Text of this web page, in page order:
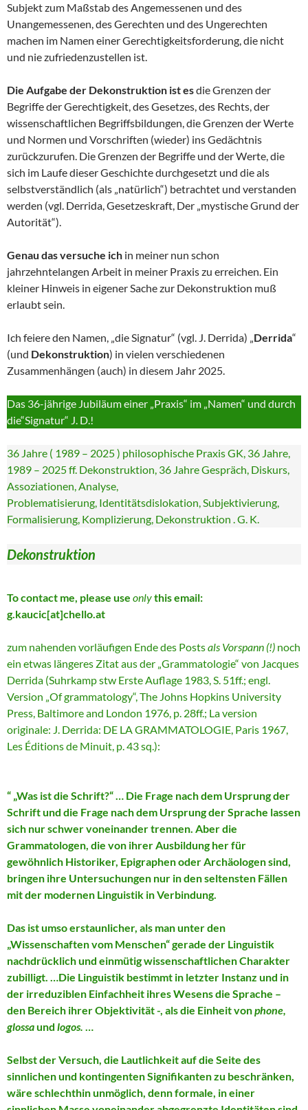
Subjekt zum Maßstab des Angemessenen und des
Unangemessenen, des Gerechten und des Ungerechten
machen im Namen einer Gerechtigkeitsforderung, die nicht
und nie zufriedenzustellen ist.
Die Aufgabe der Dekonstruktion ist esdie Grenzen der
Begriffe der Gerechtigkeit, des Gesetzes, des Rechts, der
wissenschaftlichen Begriffsbildungen, die Grenzen der Werte
und Normen und Vorschriften (wieder) ins Gedächtnis
zurückzurufen. Die Grenzen der Begriffe und der Werte, die
sich im Laufe dieser Geschichte durchgesetzt und die als
selbstverständlich (als „natürlich“) betrachtet und verstanden
werden (vgl. Derrida, Gesetzeskraft, Der „mystische Grund der
Autorität“).
Genau das versuche ich in meiner nun schon
jahrzehntelangen Arbeit in meiner Praxis zu erreichen. Ein
kleiner Hinweis in eigener Sache zur Dekonstruktion muß
erlaubt sein.
Ich feiere den Namen, „die Signatur“ (vgl. J. Derrida) „Derrida“
(und Dekonstruktion) in vielen verschiedenen
Zusammenhängen (auch) in diesem Jahr 2025.
Das 36-jährige Jubiläum einer „Praxis“ im „Namen“ und durch
die“Signatur“ J. D.!
36 Jahre ( 1989 – 2025 ) philosophische Praxis GK, 36 Jahre,
1989 – 2025 ff. Dekonstruktion, 36 Jahre Gespräch, Diskurs,
Assoziationen, Analyse,
Problematisierung, Identitätsdislokation, Subjektivierung,
Formalisierung, Komplizierung, Dekonstruktion . G. K.
Dekonstruktion
To contact me, please use onlythis email:
g.kaucic[at]chello.at
zum nahenden vorläufigen Ende des Postsals Vorspann (!) noch
ein etwas längeres Zitat aus der „Grammatologie“ von Jacques
Derrida (Suhrkamp stw Erste Auflage 1983, S. 51ff.; engl.
Version „Of grammatology“, The Johns Hopkins University
Press, Baltimore and London 1976, p. 28ff.; La version
originale: J. Derrida: DE LA GRAMMATOLOGIE, Paris 1967,
Les Éditions de Minuit, p. 43 sq.):
“ „Was ist die Schrift?“ … Die Frage nach dem Ursprung der
Schrift und die Frage nach dem Ursprung der Sprache lassen
sich nur schwer voneinander trennen. Aber die
Grammatologen, die von ihrer Ausbildung her für
gewöhnlich Historiker, Epigraphen oder Archäologen sind,
bringen ihre Untersuchungen nur in den seltensten Fällen
mit der modernen Linguistik in Verbindung.
Das ist umso erstaunlicher, als man unter den
„Wissenschaften vom Menschen“ gerade der Linguistik
nachdrücklich und einmütig wissenschaftlichen Charakter
zubilligt. …Die Linguistik bestimmt in letzter Instanz und in
der irreduziblen Einfachheit ihres Wesens die Sprache –
den Bereich ihrer Objektivität -, als die Einheit vonphone,
glossaund logos. …
Selbst der Versuch, die Lautlichkeit auf die Seite des
sinnlichen und kontingenten Signifikanten zu beschränken,
wäre schlechthin unmöglich, denn formale, in einer